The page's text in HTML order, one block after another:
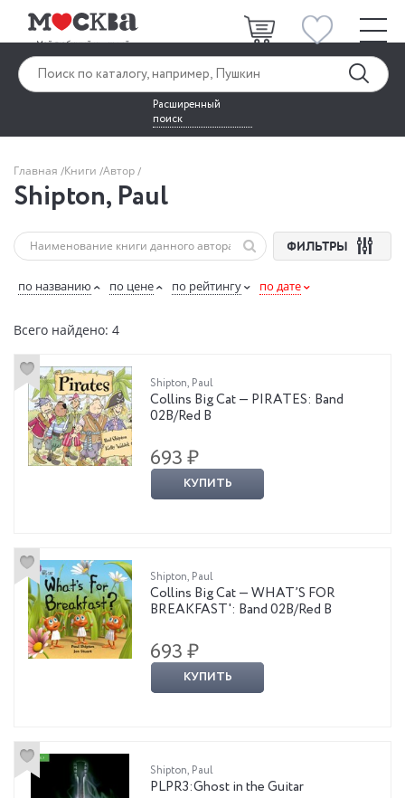
Расширенный
поиск
Главная Книги Автор
Shipton, Paul
ФИЛЬТРЫ
по названию по цене по рейтингу по дате
Всего найдено: 4
Shipton, Paul
Collins Big Cat — PIRATES: Band
02B/Red B
693 ₽
КУПИТЬ
Shipton, Paul
Collins Big Cat — WHAT’S FOR
BREAKFAST': Band 02B/Red B
693 ₽
КУПИТЬ
Shipton, Paul
PLPR3:Ghost in the Guitar